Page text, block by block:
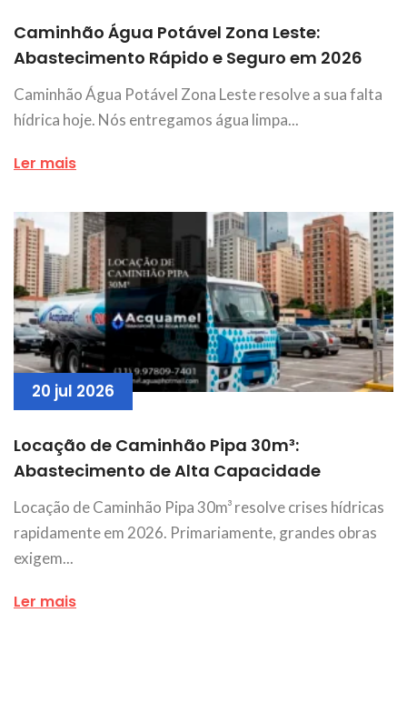
Caminhão Água Potável Zona Leste:
Abastecimento Rápido e Seguro em 2026
Caminhão Água Potável Zona Leste resolve a sua falta
hídrica hoje. Nós entregamos água limpa...
Ler mais
20 jul 2026
Locação de Caminhão Pipa 30m³:
Abastecimento de Alta Capacidade
Locação de Caminhão Pipa 30m³ resolve crises hídricas
rapidamente em 2026. Primariamente, grandes obras
exigem...
Ler mais